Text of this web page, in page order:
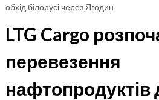
обхід білорусі через Ягодин
LTG Cargo
перевезення
нафтопродуктів